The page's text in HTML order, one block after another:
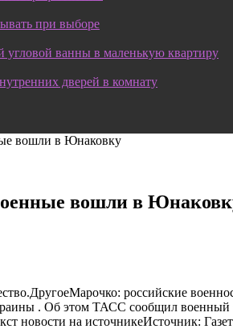
при выборе
угловой ванны в маленькую квартиру
дверей в комнату
вошли в Юнаковку
вошли в
российские
. Об этом ТАСС сообщил
новости на источникеИсточник: